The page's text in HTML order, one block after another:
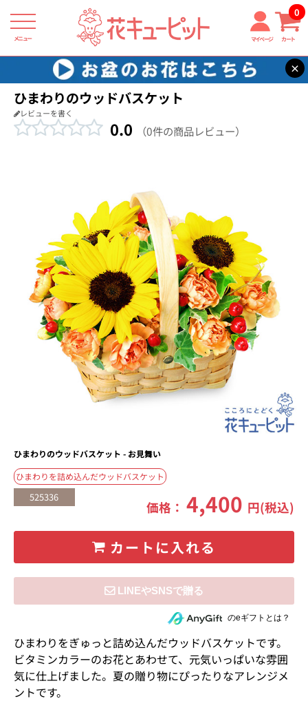
メニュー マイページ カート
0
×
花キューピット お見舞い 【お見舞い】ひまわりのウッドバスケット
ひまわりのウッドバスケット
レビューを書く
0.0 （0件の商品レビュー）
ひまわりのウッドバスケット - お見舞い
ひまわりを詰め込んだウッドバスケット
525336
価格：4,400 円(税込)
カートに入れる
住所を知らない相手にeギフトで贈るのeギフトとは？
ひまわりをぎゅっと詰め込んだウッドバスケットです。
ビタミンカラーのお花とあわせて、元気いっぱいな雰囲
気に仕上げました。夏の贈り物にぴったりなアレンジメ
ントです。